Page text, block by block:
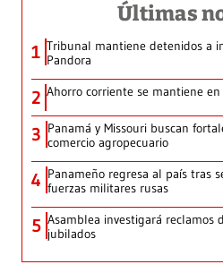
Últimas
1 Tribunal mantiene detenidos a
Pandora
2 Ahorro corriente se mantiene
3 Panamá y Missouri buscan
comercio agropecuario
4 Panameño regresa al país tras
fuerzas militares rusas
5 Asamblea investigará reclamos
jubilados